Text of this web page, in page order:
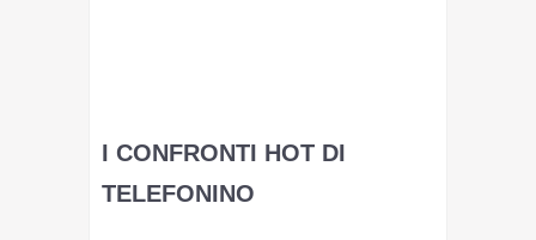
I CONFRONTI HOT DI
TELEFONINO